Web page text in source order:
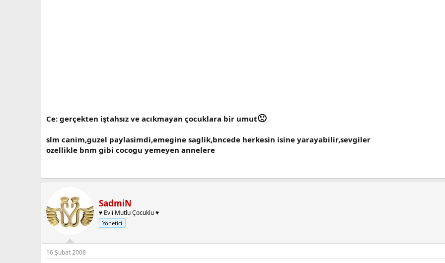
Ce: gerçekten iştahsız ve acıkmayan çocuklara bir umut🙁
slm canim,guzel paylasimdi,emegine saglik,bncede herkesin isine yarayabilir,sevgiler
ozellikle bnm gibi cocogu yemeyen annelere
SadmiN
♥ Evli Mutlu Çocuklu ♥
Yönetici
16 Şubat 2008